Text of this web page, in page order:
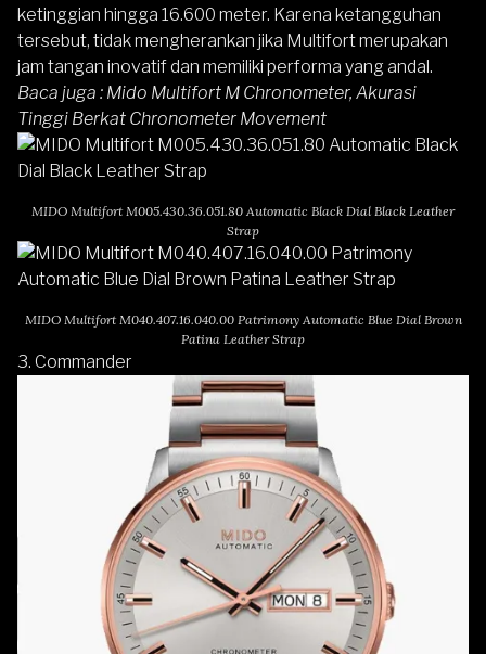
ketinggian hingga 16.600 meter. Karena ketangguhan
tersebut, tidak mengherankan jika Multifort merupakan
jam tangan inovatif dan memiliki performa yang andal.
Baca juga : Mido Multifort M Chronometer, Akurasi
Tinggi Berkat Chronometer Movement
MIDO Multifort M005.430.36.051.80 Automatic Black Dial Black Leather
Strap
MIDO Multifort M040.407.16.040.00 Patrimony Automatic Blue Dial Brown
Patina Leather Strap
3. Commander